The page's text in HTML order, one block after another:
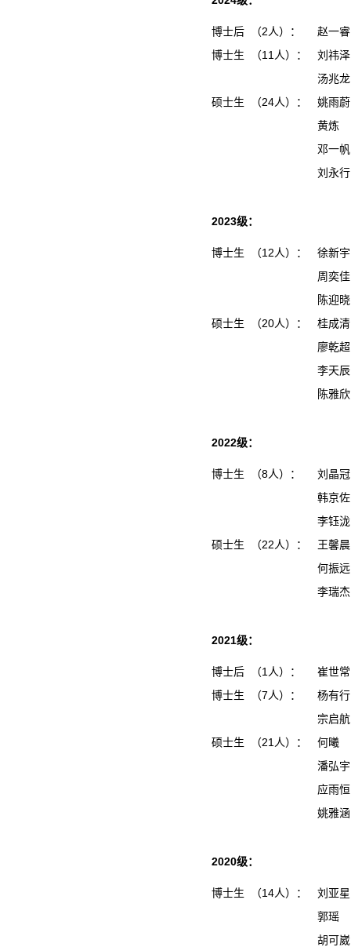
博士后 （2人）：
赵一睿
博士生 （11人）：
刘祎泽
汤兆龙
硕士生 （24人）：
姚雨
黄炼
邓一
刘永
2023级：
博士生 （12人）：
徐新宇
周奕佳
陈迎晓
硕士生 （20人）：
桂成
廖乾
李天
陈雅
2022级：
博士生 （8人）：
刘晶冠
韩京佐
李钰泷
硕士生 （22人）：
王馨
何振
李瑞
2021级：
博士后 （1人）：
崔世常
博士生 （7人）：
杨有行
宗启航
硕士生 （21人）：
何曦
潘弘
应雨
姚雅
2020级：
博士生 （14人）：
刘亚星
郭瑶
胡可崴